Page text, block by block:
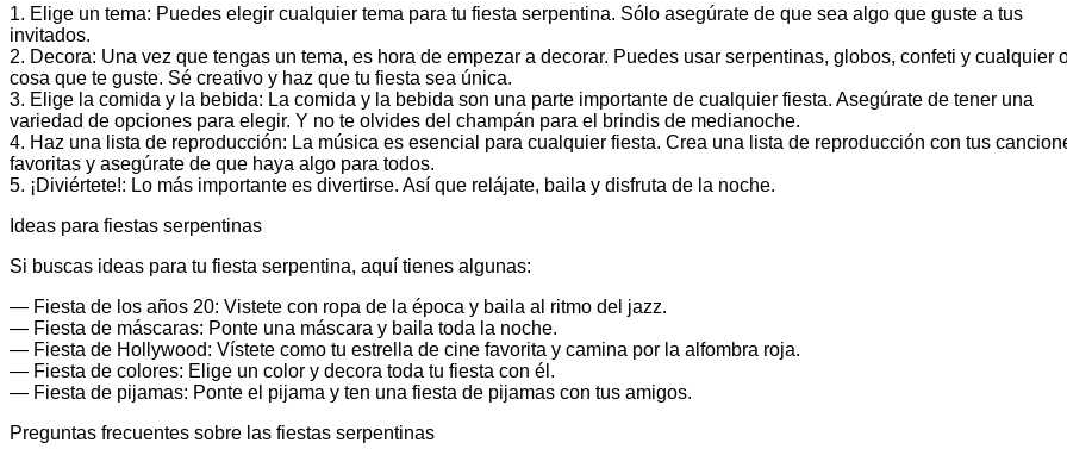
1. Elige un tema: Puedes elegir cualquier tema para tu fiesta serpentina. Sólo asegúrate de que sea algo que guste a tus
invitados.
2. Decora: Una vez que tengas un tema, es hora de empezar a decorar. Puedes usar serpentinas, globos, confeti y cualquier
cosa que te guste. Sé creativo y haz que tu fiesta sea única.
3. Elige la comida y la bebida: La comida y la bebida son una parte importante de cualquier fiesta. Asegúrate de tener una
variedad de opciones para elegir. Y no te olvides del champán para el brindis de medianoche.
4. Haz una lista de reproducción: La música es esencial para cualquier fiesta. Crea una lista de reproducción con tus
favoritas y asegúrate de que haya algo para todos.
5. ¡Diviértete!: Lo más importante es divertirse. Así que relájate, baila y disfruta de la noche.
Ideas para fiestas serpentinas
Si buscas ideas para tu fiesta serpentina, aquí tienes algunas:
— Fiesta de los años 20: Vistete con ropa de la época y baila al ritmo del jazz.
— Fiesta de máscaras: Ponte una máscara y baila toda la noche.
— Fiesta de Hollywood: Vístete como tu estrella de cine favorita y camina por la alfombra roja.
— Fiesta de colores: Elige un color y decora toda tu fiesta con él.
— Fiesta de pijamas: Ponte el pijama y ten una fiesta de pijamas con tus amigos.
Preguntas frecuentes sobre las fiestas serpentinas